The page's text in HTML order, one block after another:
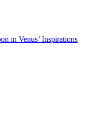
in Venus’ Inspirations